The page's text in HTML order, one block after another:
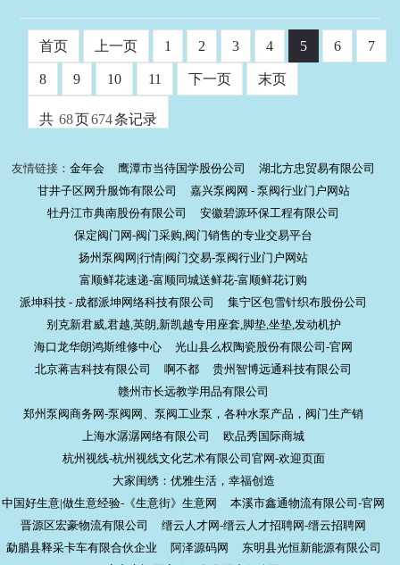
首页 上一页 1 2 3 4 5 6 7
8 9 10 11 下一页 末页
共 68页674条记录
友情链接： 金年会 鹰潭市当待国学股份公司
湖北方忠贸易有限公司
甘井子区网升服饰有限公司
嘉兴泵阀网 - 泵阀行业门户网站
牡丹江市典南股份有限公司
安徽碧源环保工程有限公司
保定阀门网-阀门采购,阀门销售的专业交易平台
扬州泵阀网|行情|阀门交易-泵阀行业门户网站
富顺鲜花速递-富顺同城送鲜花-富顺鲜花订购
派坤科技 - 成都派坤网络科技有限公司
集宁区包雪针织布股份公司
别克新君威,君越,英朗,新凯越专用座套,脚垫,坐垫,发动机护
海口龙华朗鸿斯维修中心
光山县么权陶瓷股份有限公司-官网
北京蒋吉科技有限公司
啊不都
贵州智博远通科技有限公司
赣州市长远教学用品有限公司
郑州泵阀商务网-泵阀网、泵阀工业泵，各种水泵产品，阀门生产销
上海水潺潺网络有限公司
欧品秀国际商城
杭州视线-杭州视线文化艺术有限公司官网-欢迎页面
大家闺绣：优雅生活，幸福创造
中国好生意|做生意经验-《生意街》生意网
本溪市鑫通物流有限公司-官网
晋源区宏豪物流有限公司
缙云人才网-缙云人才招聘网-缙云招聘网
勐腊县释采卡车有限合伙企业
阿泽源码网
东明县光恒新能源有限公司